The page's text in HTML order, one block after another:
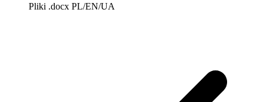
Pliki .docx PL/EN/UA